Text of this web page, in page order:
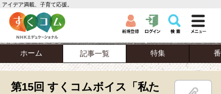
アイデア満載、子育て応援。
ホーム 記事一覧 特集
第15回 すくコムボイス「私た